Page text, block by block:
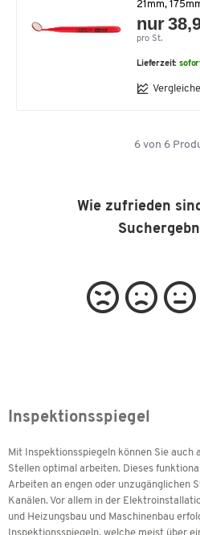
21mm,
nur
pro St.
Lieferzeit:
6 von 6
Wie zufrieden
Inspektionsspiegel
Mit Inspektionsspiegeln können Sie auch
Stellen optimal arbeiten. Dieses
Arbeiten an engen oder unzugänglichen
Kanälen. Vor allem in der
und Heizungsbau und Maschinenbau